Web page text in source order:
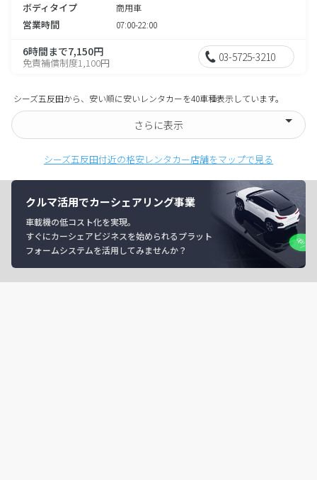
ボディタイプ 商用車
営業時間 07:00-22:00
6時間まで7,150円
免責補償制度1,100円 03-5725-3210
シーズ五反田から、安い順に安いレンタカーを40車種表示しています。
さらに表示
シーズ五反田付近の格安レンタカー店舗をマップで見る
クルマ活用でカーシェアリング事業
車載機の低コスト化を実現。
すぐにカーシェアビジネスを始められるプラット
フォームシステムを活用してみませんか？